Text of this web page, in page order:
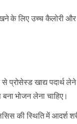
के लिए उच्च कैलोरी
से प्रोसेस्ड खाद्य
भोजन लेना चाहिए।
की स्थिति में